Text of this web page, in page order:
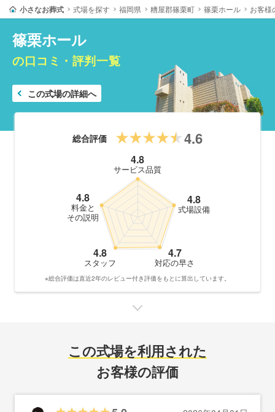
小さなお葬式 式場を探す 福岡県 糟屋郡篠栗町 篠栗ホール お客様
篠栗ホール
の口コミ・評判一覧
この式場の詳細へ
総合評価 4.6
4.8
サービス品質
4.8
式場設備
4.7
対応の早さ
4.8
スタッフ
4.8
料金と
その説明
※総合評価は直近2年のレビュー付き評価をもとに算出しています。
この式場を利用された
お客様の評価